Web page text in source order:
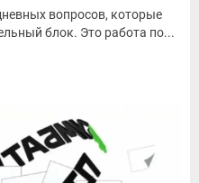
вопросов, которые
блок. Это работа по...